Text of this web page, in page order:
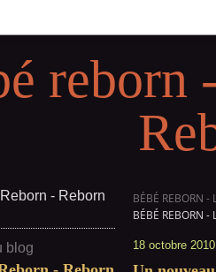
reborn
blog
BÉBÉ REBORN -
BÉBÉ REBORN -
18 octobre 2010